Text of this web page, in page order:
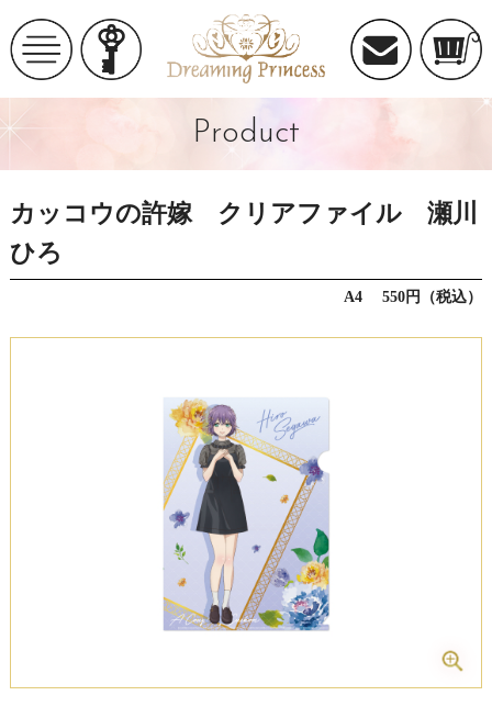
Product
カッコウの許嫁 クリアファイル 瀬川
ひろ
A4 550円（税込）